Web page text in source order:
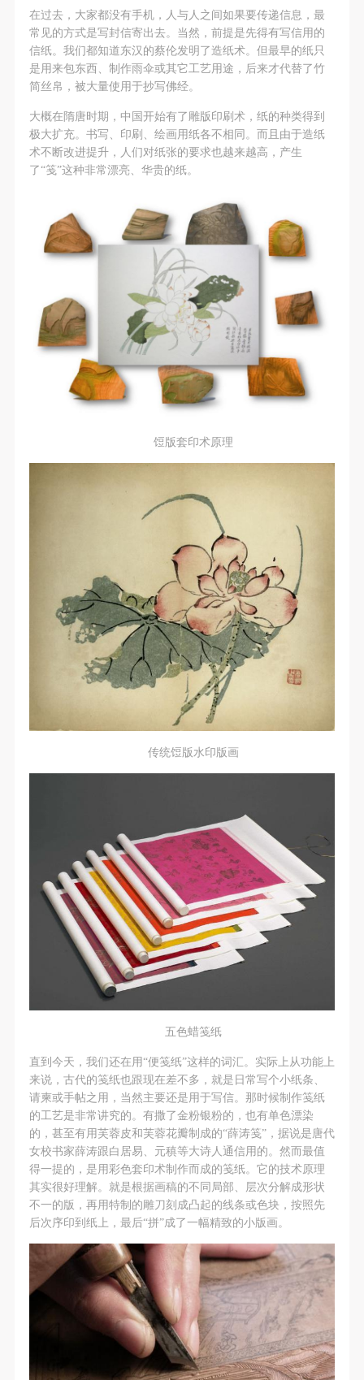
在过去，大家都没有手机，人与人之间如果要传递信息，最
常见的方式是写封信寄出去。当然，前提是先得有写信用的
信纸。我们都知道东汉的蔡伦发明了造纸术。但最早的纸只
是用来包东西、制作雨伞或其它工艺用途，后来才代替了竹
简丝帛，被大量使用于抄写佛经。
大概在隋唐时期，中国开始有了雕版印刷术，纸的种类得到
极大扩充。书写、印刷、绘画用纸各不相同。而且由于造纸
术不断改进提升，人们对纸张的要求也越来越高，产生
了“笺”这种非常漂亮、华贵的纸。
饾版套印术原理
传统饾版水印版画
五色蜡笺纸
直到今天，我们还在用“便笺纸”这样的词汇。实际上从功能上
来说，古代的笺纸也跟现在差不多，就是日常写个小纸条、
请柬或手帖之用，当然主要还是用于写信。那时候制作笺纸
的工艺是非常讲究的。有撒了金粉银粉的，也有单色漂染
的，甚至有用芙蓉皮和芙蓉花瓣制成的“薛涛笺”，据说是唐代
女校书家薛涛跟白居易、元稹等大诗人通信用的。然而最值
得一提的，是用彩色套印术制作而成的笺纸。它的技术原理
其实很好理解。就是根据画稿的不同局部、层次分解成形状
不一的版，再用特制的雕刀刻成凸起的线条或色块，按照先
后次序印到纸上，最后“拼”成了一幅精致的小版画。
（1）、拍摄内容 乙方拍摄的带有甲方肖像的作品内
容包括：①中央美术学院美术馆②中央美术学院校园
内○3由中央美术学院公共教育部策划或执行的一切活
动。
（2）、使用形式 用于中央美术学院图书出版、销售
附带光盘及宣传资料。
（3）、使用地域范围
适用地域范围包括国内和国外。
（如杂志、网络等）。
三、肖像权使用期限
永久使用。
带有甲方肖像作品的拍摄费用由乙方承担。
乙方于拍摄完带有甲方肖像的作品无需支付甲方任何
费用。
（1）、本协议未尽事宜，经双方友好协商后可作为
本协议的补充协议，并不得违反相关法律法规规定。
（2）、本协议自甲乙双方签字（盖章）、勾选之日
起生效。
（3）、本协议包括纸质档和电子档，纸质档—式二
份，甲乙双方各执一份，均具有同等法律效力。
活动参与者意味着接受并承担本协议的全部义务，未
同意者意味着放弃参加此次活动的权利。凡参加这次
活动前，必须事先与自己的家属沟通，取得家属同
意，同时知晓并同意本免责声明。参加者签名/勾选
后，视作其家属也已知晓并同意。
我已认真阅读上述条款，并且同意。
（1）、拍摄内容 乙方拍摄的带有甲方肖像的作品内
容包括：①中央美术学院美术馆②中央美术学院校园
内○3由中央美术学院公共教育部策划或执行的一切活
动。
（2）、使用形式 用于中央美术学院图书出版、销售
附带光盘及宣传资料。
（3）、使用地域范围
适用地域范围包括国内和国外。
（如杂志、网络等）。
三、肖像权使用期限
永久使用。
带有甲方肖像作品的拍摄费用由乙方承担。
乙方于拍摄完带有甲方肖像的作品无需支付甲方任何
费用。
（1）、本协议未尽事宜，经双方友好协商后可作为
本协议的补充协议，并不得违反相关法律法规规定。
（2）、本协议自甲乙双方签字（盖章）、勾选之日
起生效。
（3）、本协议包括纸质档和电子档，纸质档—式二
份，甲乙双方各执一份，均具有同等法律效力。
活动参与者意味着接受并承担本协议的全部义务，未
同意者意味着放弃参加此次活动的权利。凡参加这次
活动前，必须事先与自己的家属沟通，取得家属同
意，同时知晓并同意本免责声明。参加者签名/勾选
后，视作其家属也已知晓并同意。
我已认真阅读上述条款，并且同意。
（1）、拍摄内容 乙方拍摄的带有甲方肖像的作品内
容包括：①中央美术学院美术馆②中央美术学院校园
内○3由中央美术学院公共教育部策划或执行的一切活
动。
（2）、使用形式 用于中央美术学院图书出版、销售
附带光盘及宣传资料。
（3）、使用地域范围
适用地域范围包括国内和国外。
（如杂志、网络等）。
三、肖像权使用期限
永久使用。
带有甲方肖像作品的拍摄费用由乙方承担。
乙方于拍摄完带有甲方肖像的作品无需支付甲方任何
费用。
（1）、本协议未尽事宜，经双方友好协商后可作为
本协议的补充协议，并不得违反相关法律法规规定。
（2）、本协议自甲乙双方签字（盖章）、勾选之日
起生效。
（3）、本协议包括纸质档和电子档，纸质档—式二
份，甲乙双方各执一份，均具有同等法律效力。
活动参与者意味着接受并承担本协议的全部义务，未
同意者意味着放弃参加此次活动的权利。凡参加这次
活动前，必须事先与自己的家属沟通，取得家属同
意，同时知晓并同意本免责声明。参加者签名/勾选
后，视作其家属也已知晓并同意。
我已认真阅读上述条款，并且同意。
快捷登录 帐号密码登录
手机号码
发送验证码
手机号码将作为您的登录账号